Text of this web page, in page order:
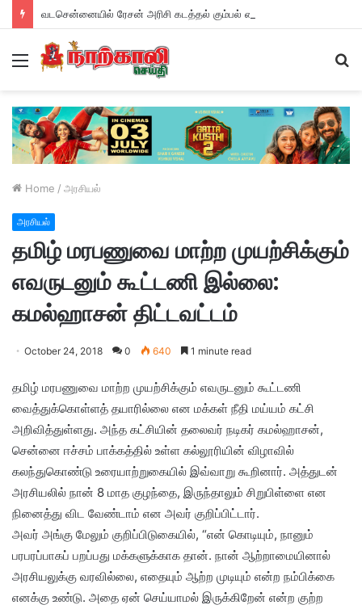
Menu
Home / அரசியல்
அரசியல்
தமிழ் மரபணுவை மாற்ற முயற்சிக்கும்
எவருடனும் கூட்டணி இல்லை:
கமல்ஹாசன் திட்டவட்டம்
October 24, 2018 0 640 1 minute read
தமிழ் மரபணுவை மாற்ற முயற்சிக்கும் எவருடனும் கூட்டணி
வைத்துக்கொள்ளத் தயாரில்லை என மக்கள் நீதி மய்யம் கட்சி
அறிவித்துள்ளது. அந்த கட்சியின் தலைவர் நடிகர் கமல்ஹாசன்,
சென்னை ஈச்சம் பாக்கத்தில் உள்ள கல்லூரியின் விழாவில்
கலந்துகொண்டு உரையாற்றுகையில் இவ்வாறு கூறினார். அத்துடன்
அரசியலில் நான் 8 மாத குழந்தை, இருந்தாலும் சிறுபிள்ளை என
நினைத்து விட வேண்டாம் என அவர் குறிப்பிட்டார்.
அவர் அங்கு மேலும் குறிப்பிடுகையில், “என் கொடியும், நானும்
பரபரப்பாகப் பறப்பது மக்களுக்காக தான். நான் ஆற்றாமையினால்
அரசியலுக்கு வரவில்லை, எதையும் ஆற்ற முடியும் என்ற நம்பிக்கை
எனக்கு உண்டு. அதை ஏன் செய்யாமல் இருக்கிறேன் என்ற குற்ற